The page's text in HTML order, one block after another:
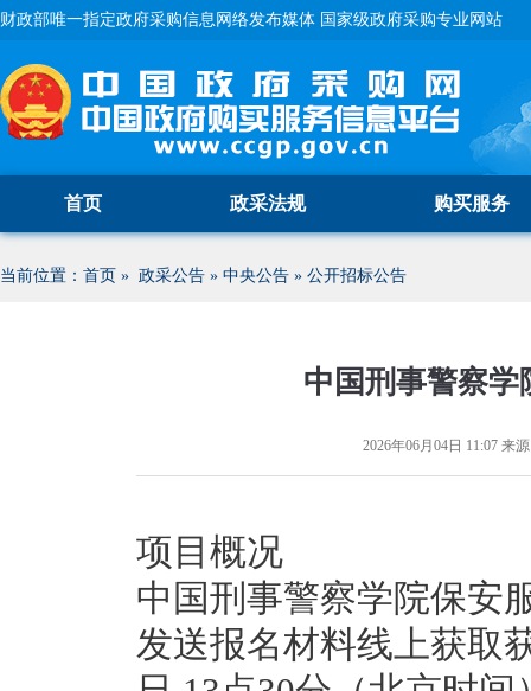
财政部唯一指定政府采购信息网络发布媒体 国家级政府采购专业网站
首页 政采法规 购买服务
当前位置： 首页 » 政采公告 » 中央公告 » 公开招标公告
中国刑事警察
2026年06月04日 11:07 来
项目概况
中国刑事警察学院保安
发送报名材料线上获取